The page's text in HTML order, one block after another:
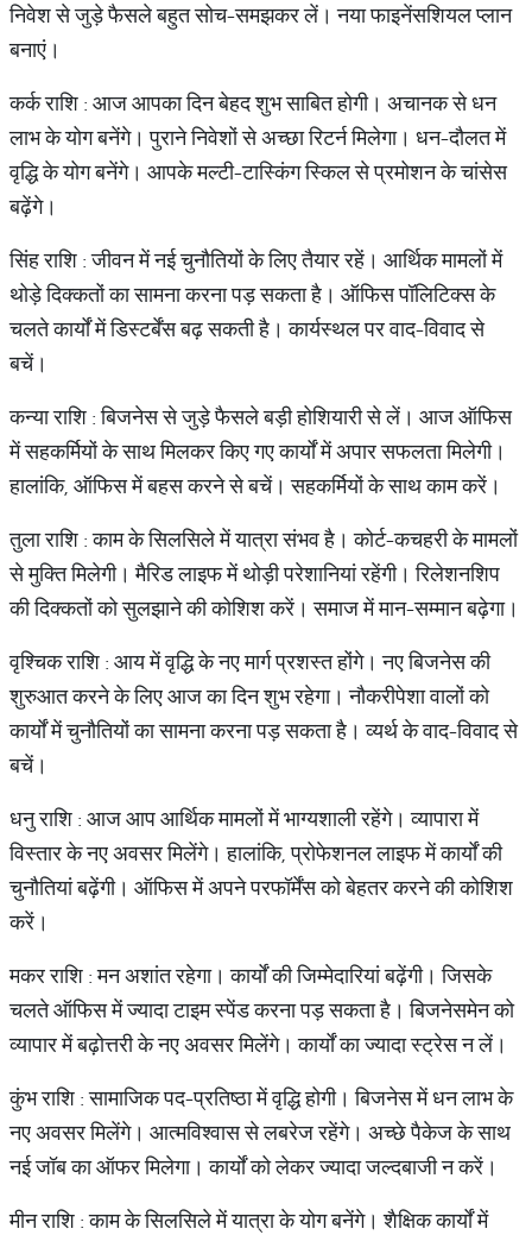
निवेश से जुड़े फैसले बहुत सोच-समझकर लें। नया फाइनेंसशियल प्लान
बनाएं।
कर्क राशि : आज आपका दिन बेहद शुभ साबित होगी। अचानक से धन
लाभ के योग बनेंगे। पुराने निवेशों से अच्छा रिटर्न मिलेगा। धन-दौलत में
वृद्धि के योग बनेंगे। आपके मल्टी-टास्किंग स्किल से प्रमोशन के चांसेस
बढ़ेंगे।
सिंह राशि : जीवन में नई चुनौतियों के लिए तैयार रहें। आर्थिक मामलों में
थोड़े दिक्कतों का सामना करना पड़ सकता है। ऑफिस पॉलिटिक्स के
चलते कार्यों में डिस्टर्बेंस बढ़ सकती है। कार्यस्थल पर वाद-विवाद से
बचें।
कन्या राशि : बिजनेस से जुड़े फैसले बड़ी होशियारी से लें। आज ऑफिस
में सहकर्मियों के साथ मिलकर किए गए कार्यों में अपार सफलता मिलेगी।
हालांकि, ऑफिस में बहस करने से बचें। सहकर्मियों के साथ काम करें।
तुला राशि : काम के सिलसिले में यात्रा संभव है। कोर्ट-कचहरी के मामलों
से मुक्ति मिलेगी। मैरिड लाइफ में थोड़ी परेशानियां रहेंगी। रिलेशनशिप
की दिक्कतों को सुलझाने की कोशिश करें। समाज में मान-सम्मान बढ़ेगा।
वृश्चिक राशि : आय में वृद्धि के नए मार्ग प्रशस्त होंगे। नए बिजनेस की
शुरुआत करने के लिए आज का दिन शुभ रहेगा। नौकरीपेशा वालों को
कार्यों में चुनौतियों का सामना करना पड़ सकता है। व्यर्थ के वाद-विवाद से
बचें।
धनु राशि : आज आप आर्थिक मामलों में भाग्यशाली रहेंगे। व्यापारा में
विस्तार के नए अवसर मिलेंगे। हालांकि, प्रोफेशनल लाइफ में कार्यों की
चुनौतियां बढ़ेंगी। ऑफिस में अपने परफॉर्मेंस को बेहतर करने की कोशिश
करें।
मकर राशि : मन अशांत रहेगा। कार्यों की जिम्मेदारियां बढ़ेंगी। जिसके
चलते ऑफिस में ज्यादा टाइम स्पेंड करना पड़ सकता है। बिजनेसमेन को
व्यापार में बढ़ोत्तरी के नए अवसर मिलेंगे। कार्यों का ज्यादा स्ट्रेस न लें।
कुंभ राशि : सामाजिक पद-प्रतिष्ठा में वृद्धि होगी। बिजनेस में धन लाभ के
नए अवसर मिलेंगे। आत्मविश्वास से लबरेज रहेंगे। अच्छे पैकेज के साथ
नई जॉब का ऑफर मिलेगा। कार्यों को लेकर ज्यादा जल्दबाजी न करें।
मीन राशि : काम के सिलसिले में यात्रा के योग बनेंगे। शैक्षिक कार्यों में